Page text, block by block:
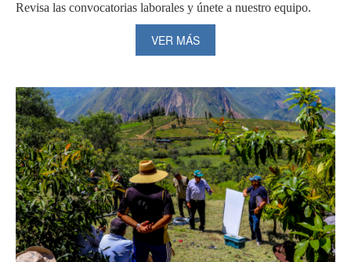
Revisa las convocatorias laborales y únete a nuestro equipo.
VER MÁS